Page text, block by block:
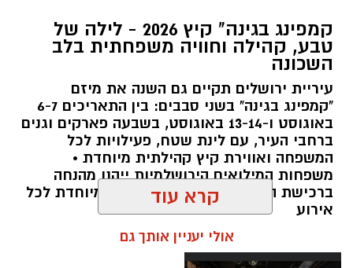
מערכת ירושלים נט / 10:00 28.07.26
תגים:פארק המים
עיריית ירושלים, באמצעות החברה העירונית
"אריאל", מרעננת את הקיץ הירושלמי עם ארנה
PARK - פארק המים האתגרי של ירושלים, שייפתח
היום (ג', 28 ביולי ) בהיכל הפיס ארנה בירושלים.
הפארק החדש יתפרס על פני שני מתחמים
מרכזיים, מתחם חיצוני פתוח ומתחם פנימי מקורה.
המתחם החיצוני יכלול מגוון מתנפחי ענק של
קמפינג בגינה" קיץ 2026 - לילה של
טבע, קהילה וחוויה משפחתית בלב
השכונה
עיריית ירושלים תקיים גם השנה את מיזם
"קמפינג בגינה" בשני סבבים: בין התאריכים 6-7
באוגוסט ו-13-14 באוגוסט, בשבעה פארקים וגנים
ברחבי העיר, עם לינת שטח, פעילויות לכל
המשפחה ואווירת קיץ קהילתית מיוחדת •
משפחות המילואים הירושלמיות ייהנו מהנחה
ברכישת הכרטיסים ושמירת הקצאה מיוחדת לכל
אירוע
קרא עוד
אולי יעניין אותך גם